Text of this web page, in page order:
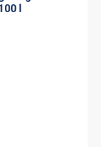
l